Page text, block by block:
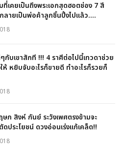
ที่เคยเป็นถึงพระเอกสุดฮอตช่อง 7 สี
ลายเป็นพ่อค้าลูกชิ้นปิ้งไปแล้ว….
กับเขาสักที !!! 4 ราศีต่อไปนี้เทวดาช่วย
ห้ หยิบจับอะไรก็ขายดี ทำอะไรก็รวยก็
ภ สิงห์ กันย์ ระวังเพศตรงข้ามจะ
ประโยชน์ ดวงอ่อนเร่งแก้เคล็ด!!